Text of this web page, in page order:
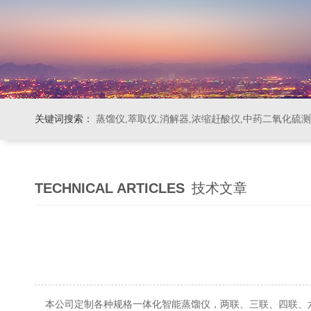
关键词搜索： 蒸馏仪,萃取仪,消解器,浓缩赶酸仪,中药二氧化硫
TECHNICAL ARTICLES 技术文章
本公司定制各种规格一体化智能蒸馏仪，两联、三联、四联、